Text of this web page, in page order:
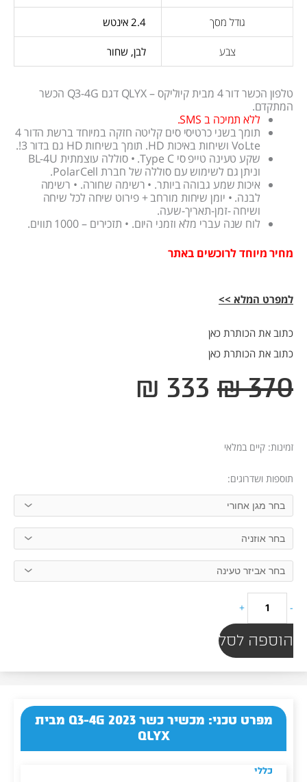
גודל מסך 2.4 אינטש
צבע לבן, שחור
טלפון הכשר דור 4 מבית קיוליקס – QLYX דגם Q3-4G הכשר
המתקדם.
ללא תמיכה ב SMS.
תומך בשני כרטיסי סים קליטה חזקה במיוחד ברשת הדור 4
VoLte ושיחות באיכות HD. תומך בשיחות HD גם בדור 3!.
שקע טעינה טייפ סי Type C. • סוללה עוצמתית BL-4U
וניתן גם לשימוש עם סוללה של חברת PolarCell.
איכות שמע גבוהה ביותר. • רשימה שחורה. • רשימה
לבנה. • יומן שיחות מורחב + פירוט שיחה לכל שיחה
ושיחה -זמן-תאריך-שעה.
לוח שנה עברי מלא וזמני היום. • תזכירים – 1000 תווים.
מחיר מיוחד לרוכשים באתר
למפרט המלא >>
כתוב את הכותרת כאן
כתוב את הכותרת כאן
₪370 המחיר
המקורי
₪ 333
זמינות: קיים במלאי
תוספות ושדרוגים:
-
כמות
מכשיר
כשר
Q3-
2023
מבית
QLYX
+
הוספה לסל
מפרט טכני: מכשיר כשר Q3-4G 2023 מבית
QLYX
כללי